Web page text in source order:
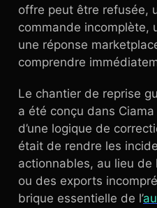
offre peut être refusée,
commande incomplète,
une réponse
comprendre
Le chantier de reprise
a été conçu dans
d’une logique de
était de rendre les
actionnables, au lieu
ou des exports
brique essentielle de l’